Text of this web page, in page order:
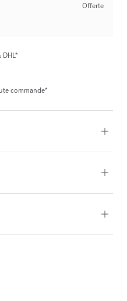
Offerte
commande*